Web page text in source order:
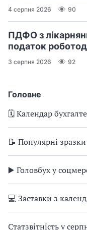
Головне
🗓️ Календар
📝 Популярні зразки
▶️ Головбух у
💻 Заставки з
Статзвітність у
4 серпня 2026 90
ПДФО з
податок
3 серпня 2026 92